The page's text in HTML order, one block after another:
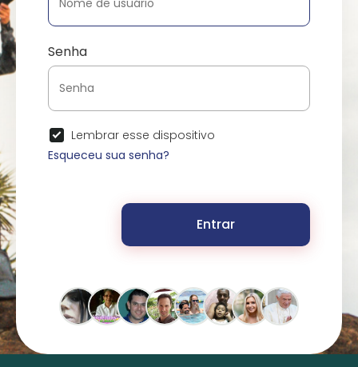
Senha
Lembrar esse dispositivo
Esqueceu sua senha?
Entrar